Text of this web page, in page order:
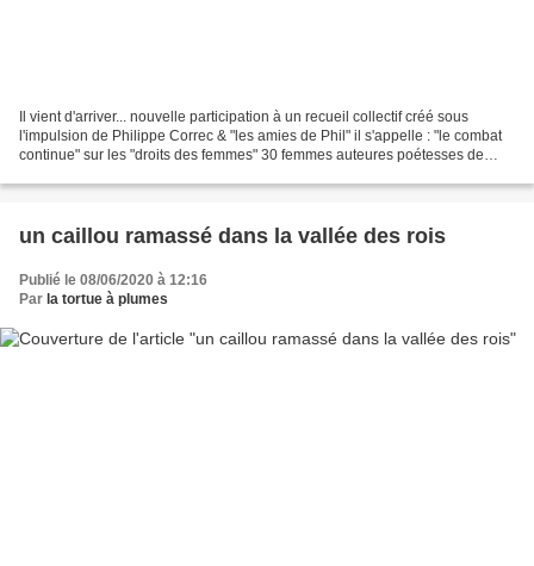
Il vient d'arriver... nouvelle participation à un recueil collectif créé sous
l'impulsion de Philippe Correc & "les amies de Phil" il s'appelle : "le combat
continue" sur les "droits des femmes" 30 femmes auteures poétesses de
un caillou ramassé dans la vallée des rois
Publié le 08/06/2020 à 12:16
Par la tortue à plumes